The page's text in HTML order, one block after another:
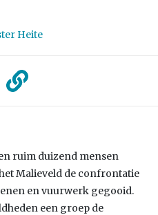
Heite
ruim duizend mensen
Malieveld de confrontatie
en vuurwerk gegooid.
een groep de